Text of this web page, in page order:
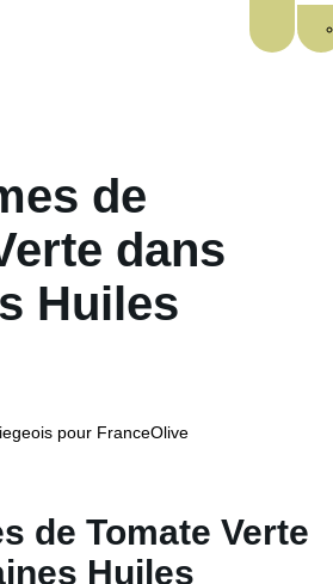
de
dans
Huiles
pour FranceOlive
de Tomate Verte
Huiles